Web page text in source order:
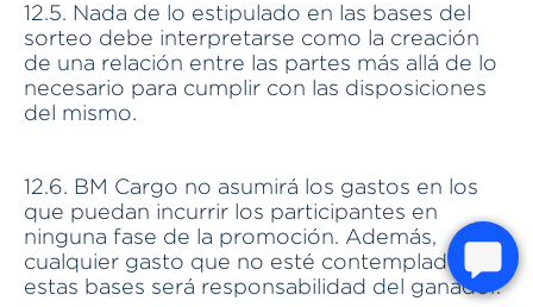
12.5. Nada de lo estipulado en las bases del
sorteo debe interpretarse como la creación
de una relación entre las partes más allá de lo
necesario para cumplir con las disposiciones
del mismo.
12.6. BM Cargo no asumirá los gastos en los
que puedan incurrir los participantes en
ninguna fase de la promoción. Además,
cualquier gasto que no esté contemplado en
estas bases será responsabilidad del ganador.